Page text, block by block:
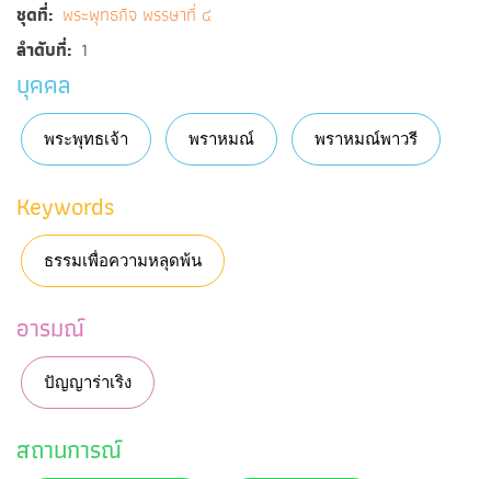
ชุดที่ พระพุทธกิจ พรรษาที่ ๔
ลำดับที่ 1
บุคคล
พระพุทธเจ้า พราหมณ์ พราหมณ์พาวรี
Keywords
ธรรมเพื่อความหลุดพ้น
อารมณ์
ปัญญาร่าเริง
สถานการณ์